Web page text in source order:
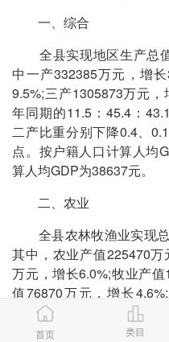
一、综合
全县实现地区生产总值
中一产332385万元，增
9.5%;三产1305873万元
年同期的11.5：45.4：
二产比重分别下降0.4、
点。按户籍人口计算人均
算人均GDP为38637元。
二、农业
全县农林牧渔业实现总
其中，农业产值225470万
万元，增长6.0%;牧业产
值76870万元，增长
元，增长9.0%。农林牧
3.7%。
首页 类目